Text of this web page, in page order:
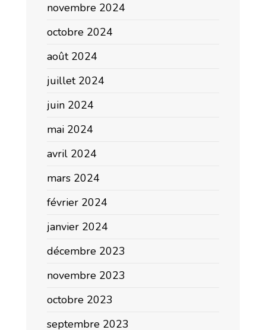
novembre 2024
octobre 2024
août 2024
juillet 2024
juin 2024
mai 2024
avril 2024
mars 2024
février 2024
janvier 2024
décembre 2023
novembre 2023
octobre 2023
septembre 2023